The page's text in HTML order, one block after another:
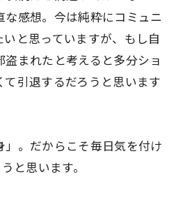
感想。 今は純粋にコミュニ
と思っていますが、もし自
まれたと考えると多分ショ
て引退するだろうと思います
」。だからこそ毎日気を付け
と思います。